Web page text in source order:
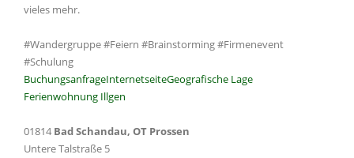
vieles mehr.
#Wandergruppe #Feiern #Brainstorming #Firmenevent
#Schulung
BuchungsanfrageInternetseiteGeografische Lage
Ferienwohnung Illgen
01814 Bad Schandau, OT Prossen
Untere Talstraße 5